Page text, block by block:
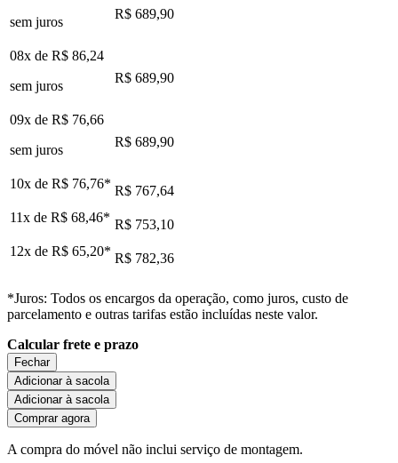
sem juros
R$ 689,90
08x de R$ 86,24
sem juros
R$ 689,90
09x de R$ 76,66
sem juros
R$ 689,90
10x de R$ 76,76* R$ 767,64
11x de R$ 68,46* R$ 753,10
12x de R$ 65,20* R$ 782,36
*Juros: Todos os encargos da operação, como juros, custo de
parcelamento e outras tarifas estão incluídas neste valor.
Calcular frete e prazo
Fechar
Adicionar à sacola
Adicionar à sacola
Comprar agora
A compra do móvel não inclui serviço de montagem.